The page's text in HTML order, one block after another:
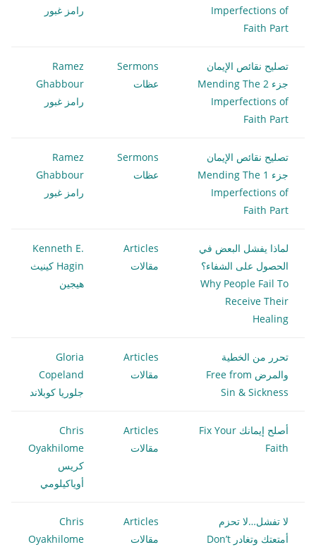
Imperfections of
Faith Part
رامز غبور
تصليح نقائص الإيمان
جزء 2 Mending The
Imperfections of
Faith Part
Sermons
عظات
Ramez
Ghabbour
رامز غبور
تصليح نقائص الإيمان
جزء 1 Mending The
Imperfections of
Faith Part
Sermons
عظات
Ramez
Ghabbour
رامز غبور
لماذا يفشل البعض في
الحصول على الشفاء؟
Why People Fail To
Receive Their
Healing
Articles
مقالات
Kenneth E.
Hagin كينيث
هيجين
تحرر من الخطية
والمرض Free from
Sin & Sickness
Articles
مقالات
Gloria
Copeland
جلوريا كوبلاند
أصلح إيمانك Fix Your
Faith
Articles
مقالات
Chris
Oyakhilome
كريس
أوياكيلومي
لا تفشل…لا تحزم
أمتعتك وتغادر Don’t
Articles
مقالات
Chris
Oyakhilome